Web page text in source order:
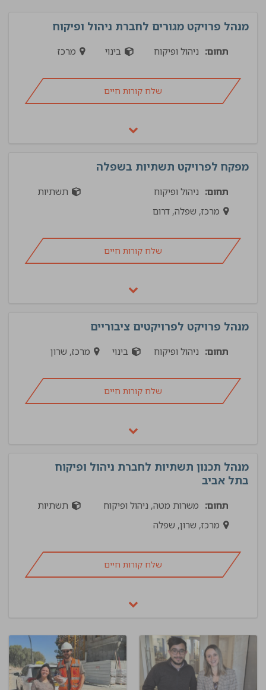
מנהל פרויקט מגורים לחברת ניהול ופיקוח
תחום: ניהול ופיקוח בינוי מרכז
שלח קורות חיים
מפקח לפרויקט תשתיות בשפלה
תחום: ניהול ופיקוח
תשתיות
מרכז, שפלה, דרום
שלח קורות חיים
מנהל פרויקט לפרויקטים ציבוריים
תחום: ניהול ופיקוח בינוי מרכז, שרון
שלח קורות חיים
מנהל תכנון תשתיות לחברת ניהול ופיקוח
בתל אביב
תחום: משרות מטה, ניהול ופיקוח
תשתיות
מרכז, שרון, שפלה
שלח קורות חיים